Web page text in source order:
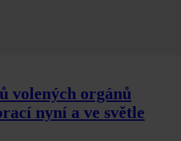
volených orgánů
nyní a ve světle